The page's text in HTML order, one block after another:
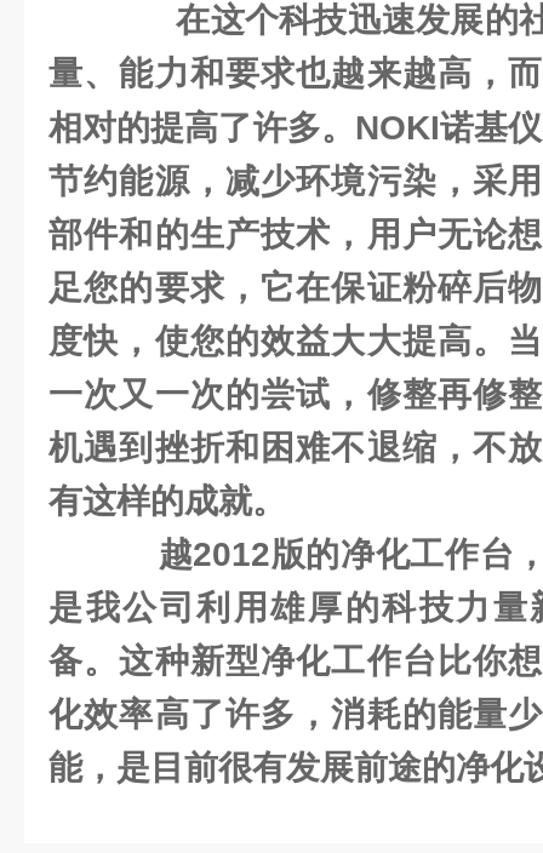
在这个科技迅速发展的
量、能力和要求也越来越高，
相对的提高了许多。NOKI诺基
节约能源，减少环境污染，采
部件和的生产技术，用户无论
足您的要求，它在保证粉碎后
度快，使您的效益大大提高。
一次又一次的尝试，修整再修
机遇到挫折和困难不退缩，不
有这样的成就。
越2012版的净化工作台
是我公司利用雄厚的科技力
备。这种新型净化工作台比你
化效率高了许多，消耗的能量
能，是目前很有发展前途的净化